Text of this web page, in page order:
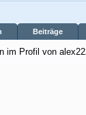
Beiträge
im Profil von